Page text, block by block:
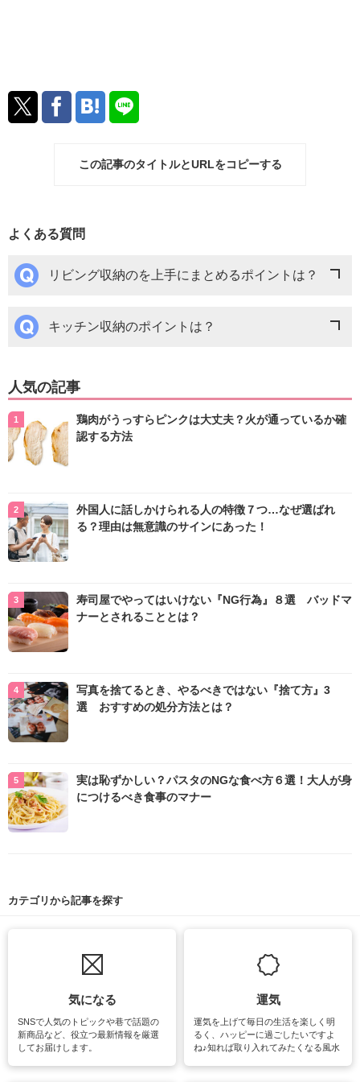
この記事のタイトルとURLをコピーする
よくある質問
リビング収納のを上手にまとめるポイントは？
キッチン収納のポイントは？
人気の記事
鶏肉がうっすらピンクは大丈夫？火が通っているか確
認する方法
外国人に話しかけられる人の特徴７つ…なぜ選ばれ
る？理由は無意識のサインにあった！
寿司屋でやってはいけない『NG行為』８選 バッドマ
ナーとされることとは？
写真を捨てるとき、やるべきではない『捨て方』3
選 おすすめの処分方法とは？
実は恥ずかしい？パスタのNGな食べ方６選！大人が身
につけるべき食事のマナー
カテゴリから記事を探す
気になる
SNSで人気のトピックや巷で話題の
新商品など、役立つ最新情報を厳選
してお届けします。
運気
運気を上げて毎日の生活を楽しく明
るく、ハッピーに過ごしたいですよ
ね♪知れば取り入れてみたくなる風水